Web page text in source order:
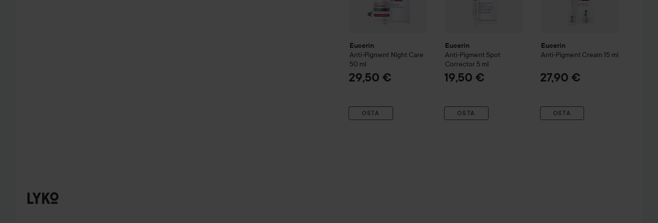
Eucerin
Anti-Pigment Night Care
50 ml
29,50 €
OSTA
Eucerin
Anti-Pigment Spot
Corrector 5 ml
19,50 €
OSTA
Eucerin
Anti-Pigment Cream 15 ml
27,90 €
OSTA